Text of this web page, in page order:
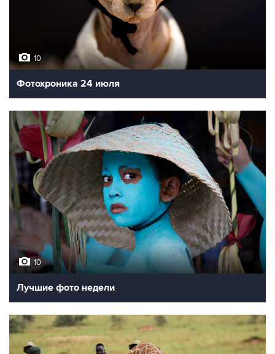
10
Фотохроника 24 июля
10
Лучшие фото недели